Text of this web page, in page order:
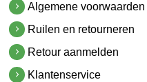
Algemene voorwaarden
Ruilen en retourneren
Retour aanmelden
Klantenservice